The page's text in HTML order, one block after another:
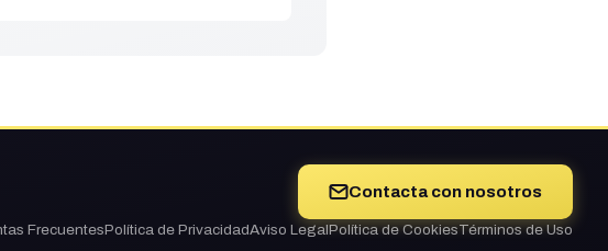
Contacta con nosotros
FrecuentesPolítica de PrivacidadAviso LegalPolítica de CookiesTérminos de Uso